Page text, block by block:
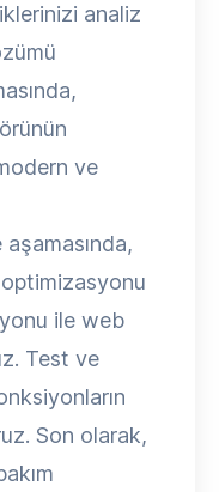
analiz
ve
ile web
Test ve
Son olarak,